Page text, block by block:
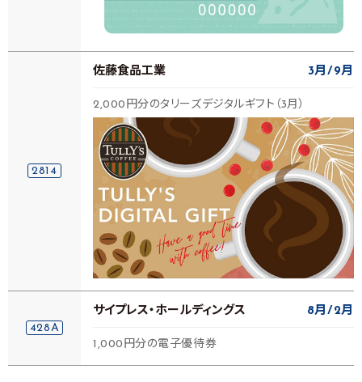
2814
佐藤食品工業 3月 9月
2,000円分のタリーズデジタルギフト（3月）
428A
サイプレス・ホールディングス 8月 2月
1,000円分の電子優待券